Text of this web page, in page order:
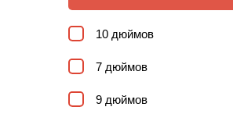
Ignis
Kizashi
Maruti Alto
Maruti Vitara Breeza
10 дюймов
7 дюймов
9 дюймов